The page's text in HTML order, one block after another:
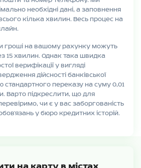
необхідні дані, а заповнення
кілька хвилин. Весь процес на
гроші на вашому рахунку можуть
15 хвилин. Однак така швидка
верифікації у вигляді
дійсності банківської
стандартного переказу на суму 0,01
Варто підкреслити, що для
чи є у вас заборгованість
у бюро кредитних історій.